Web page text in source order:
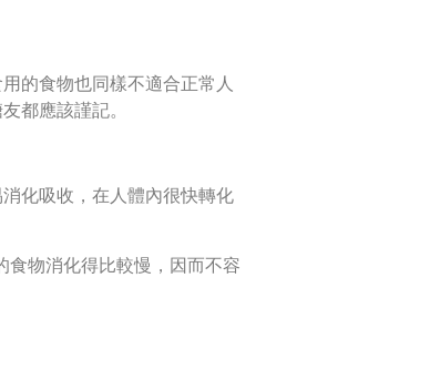
的食物也同樣不適合正常人
都應該謹記。
化吸收，在人體內很快轉化
食物消化得比較慢，因而不容